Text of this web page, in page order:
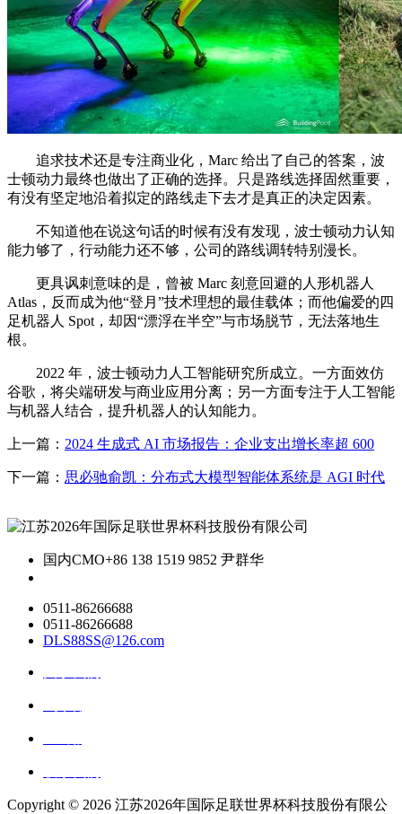
追求技术还是专注商业化，Marc 给出了自己的答案，波
士顿动力最终也做出了正确的选择。只是路线选择固然重要，
有没有坚定地沿着拟定的路线走下去才是真正的决定因素。
不知道他在说这句话的时候有没有发现，波士顿动力认知
能力够了，行动能力还不够，公司的路线调转特别漫长。
更具讽刺意味的是，曾被 Marc 刻意回避的人形机器人
Atlas，反而成为他“登月”技术理想的最佳载体；而他偏爱的四
足机器人 Spot，却因“漂浮在半空”与市场脱节，无法落地生
根。
2022 年，波士顿动力人工智能研究所成立。一方面效仿
谷歌，将尖端研发与商业应用分离；另一方面专注于人工智能
与机器人结合，提升机器人的认知能力。
上一篇： 2024 生成式 AI 市场报告：企业支出增长率超 600
下一篇： 思必驰俞凯：分布式大模型智能体系统是 AGI 时代
国内CMO+86 138 1519 9852 尹群华
0511-86266688
0511-86266688
DLS88SS@126.com
Copyright © 2026 江苏2026年国际足联世界杯科技股份有限公